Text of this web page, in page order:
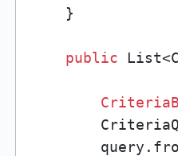
    }
public